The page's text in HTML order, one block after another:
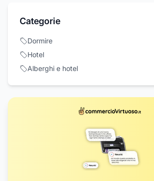
Categorie
Dormire
Hotel
Alberghi e hotel